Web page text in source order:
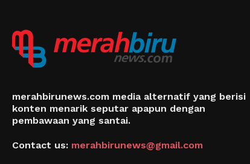
merahbirunews.com media alternatif yang berisi
konten menarik seputar apapun dengan
pembawaan yang santai.
Contact us: merahbirunews@gmail.com